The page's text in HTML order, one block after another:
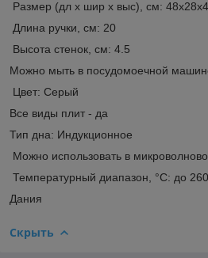
Размер (дл х шир х выс), см:
Длина ручки, см: 20
Высота стенок, см: 4.5
Можно мыть в посудомоечной
Цвет: Серый
Все виды плит - да
Тип дна: Индукционное
Можно использовать в
Температурный диапазон, °С: до
Дания
Скрыть